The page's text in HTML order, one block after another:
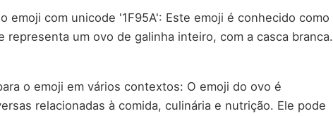
emoji com unicode '1F95A': Este emoji é conhecido como
representa um ovo de galinha inteiro, com a casca branca.
o emoji em vários contextos: O emoji do ovo é
relacionadas à comida, culinária e nutrição. Ele pode